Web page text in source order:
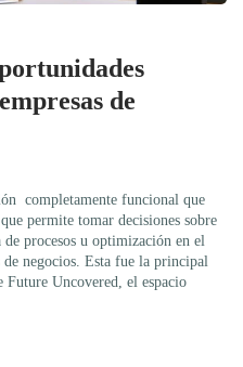
de
completamente funcional que
permite tomar decisiones sobre
procesos u optimización en el
de negocios. Esta fue la principal
Future Uncovered, el espacio